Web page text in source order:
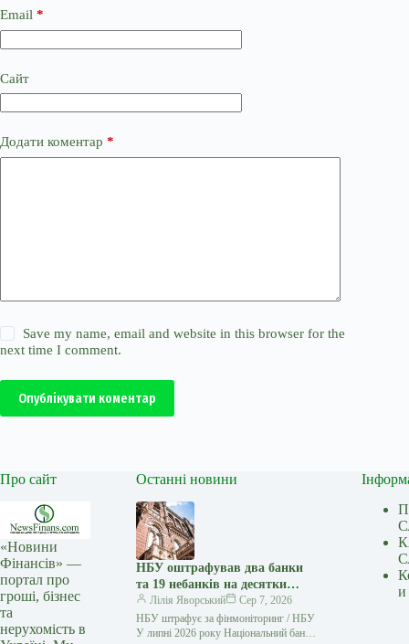
Email *
Сайт
Додати коментар *
Save my name, email and website in this browser for the
next time I comment.
Опублікувати коментар
Про сайт
«Новини
Фінансів» —
портал про
гроші, бізнес
та
нерухомість в
Останні новини
НБУ оштрафував два банки
та 19 небанків на десятки
мільйонів гривень
Лілія Яворський
Сер 7, 2026
НБУ штрафує за фінмоніторинг / НБУ
У липні 2026 року Національний банк
и